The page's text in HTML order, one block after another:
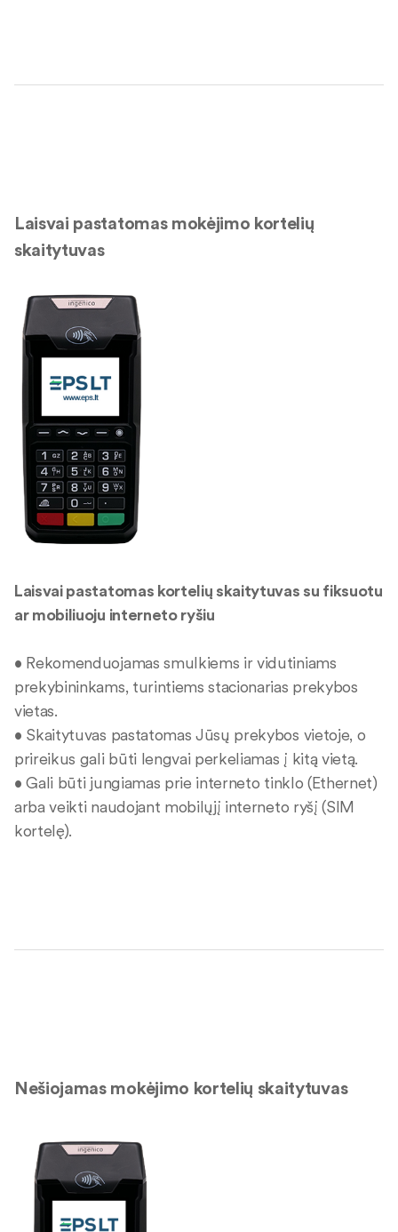
Laisvai pastatomas mokėjimo kortelių
skaitytuvas
Laisvai pastatomas kortelių skaitytuvas su fiksuotu
ar mobiliuoju interneto ryšiu
• Rekomenduojamas smulkiems ir vidutiniams
prekybininkams, turintiems stacionarias prekybos
vietas.
• Skaitytuvas pastatomas Jūsų prekybos vietoje, o
prireikus gali būti lengvai perkeliamas į kitą vietą.
• Gali būti jungiamas prie interneto tinklo (Ethernet)
arba veikti naudojant mobilųjį interneto ryšį (SIM
kortelę).
Nešiojamas mokėjimo kortelių skaitytuvas